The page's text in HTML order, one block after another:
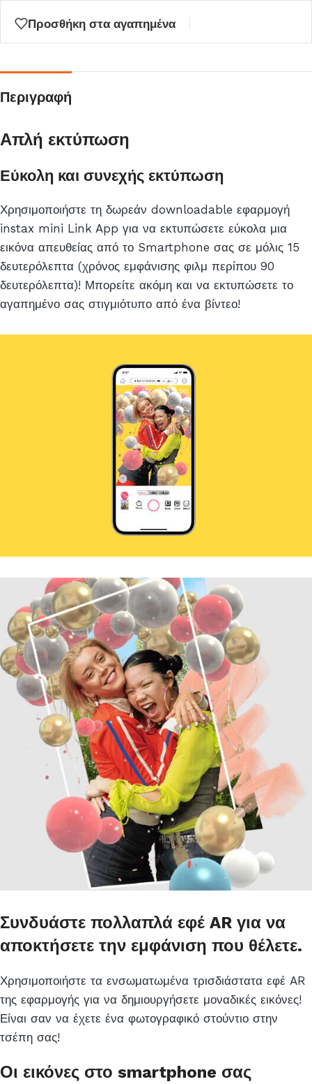
αναμονής
αυτό
προϊόν
Προσθήκη στα αγαπημένα
Περιγραφή
Απλή εκτύπωση
Εύκολη και συνεχής εκτύπωση
Χρησιμοποιήστε τη δωρεάν downloadable εφαρμογή
instax mini Link App για να εκτυπώσετε εύκολα μια
εικόνα απευθείας από το Smartphone σας σε μόλις 15
δευτερόλεπτα (χρόνος εμφάνισης φιλμ περίπου 90
δευτερόλεπτα)! Μπορείτε ακόμη και να εκτυπώσετε το
αγαπημένο σας στιγμιότυπο από ένα βίντεο!
Συνδυάστε πολλαπλά εφέ AR για να
αποκτήσετε την εμφάνιση που θέλετε.
Χρησιμοποιήστε τα ενσωματωμένα τρισδιάστατα εφέ AR
της εφαρμογής για να δημιουργήσετε μοναδικές εικόνες!
Είναι σαν να έχετε ένα φωτογραφικό στούντιο στην
τσέπη σας!
Οι εικόνες στο smartphone σας